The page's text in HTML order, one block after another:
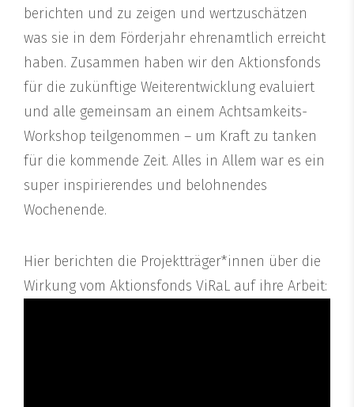
berichten und zu zeigen und wertzuschätzen
was sie in dem Förderjahr ehrenamtlich erreicht
haben. Zusammen haben wir den Aktionsfonds
für die zukünftige Weiterentwicklung evaluiert
und alle gemeinsam an einem Achtsamkeits-
Workshop teilgenommen – um Kraft zu tanken
für die kommende Zeit. Alles in Allem war es ein
super inspirierendes und belohnendes
Wochenende.
Hier berichten die Projektträger*innen über die
Wirkung vom Aktionsfonds ViRaL auf ihre Arbeit: